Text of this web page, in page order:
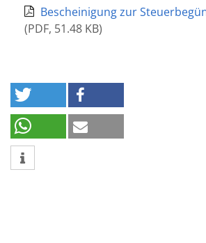
Bescheinigung zur
(PDF, 51.48 KB)